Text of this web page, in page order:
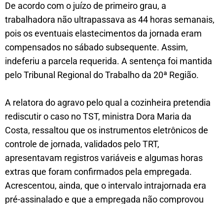
De acordo com o juízo de primeiro grau, a
trabalhadora não ultrapassava as 44 horas semanais,
pois os eventuais elastecimentos da jornada eram
compensados no sábado subsequente. Assim,
indeferiu a parcela requerida. A sentença foi mantida
pelo Tribunal Regional do Trabalho da 20ª Região.
A relatora do agravo pelo qual a cozinheira pretendia
rediscutir o caso no TST, ministra Dora Maria da
Costa, ressaltou que os instrumentos eletrônicos de
controle de jornada, validados pelo TRT,
apresentavam registros variáveis e algumas horas
extras que foram confirmados pela empregada.
Acrescentou, ainda, que o intervalo intrajornada era
pré-assinalado e que a empregada não comprovou